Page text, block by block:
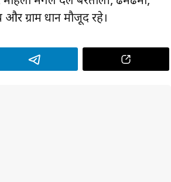
ग्राम प्रधान मौजूद रहे।